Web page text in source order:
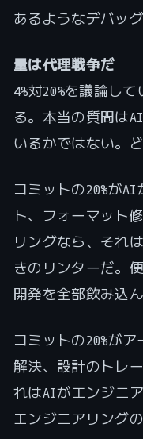
あるようなデバッグ
量は代理戦争だ
4%対20%を議論し
る。本当の質問は
いるかではない。
コミットの20%が
ト、フォーマット
リングなら、それ
きのリンターだ。
開発を全部飲み込
コミットの20%が
解決、設計のトレ
れはAIがエンジニ
エンジニアリング